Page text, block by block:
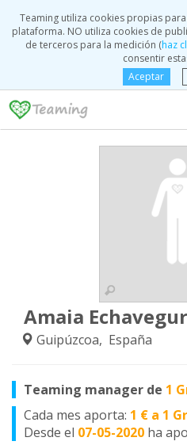
Teaming utiliza cookies propias
plataforma. NO utiliza cookies de
de terceros para la medición (haz
consentir
Aceptar
Amaia
Guipúzcoa, España
Teaming manager de 1
Cada mes aporta: 1 € a 1
Desde el 07-05-2020 ha